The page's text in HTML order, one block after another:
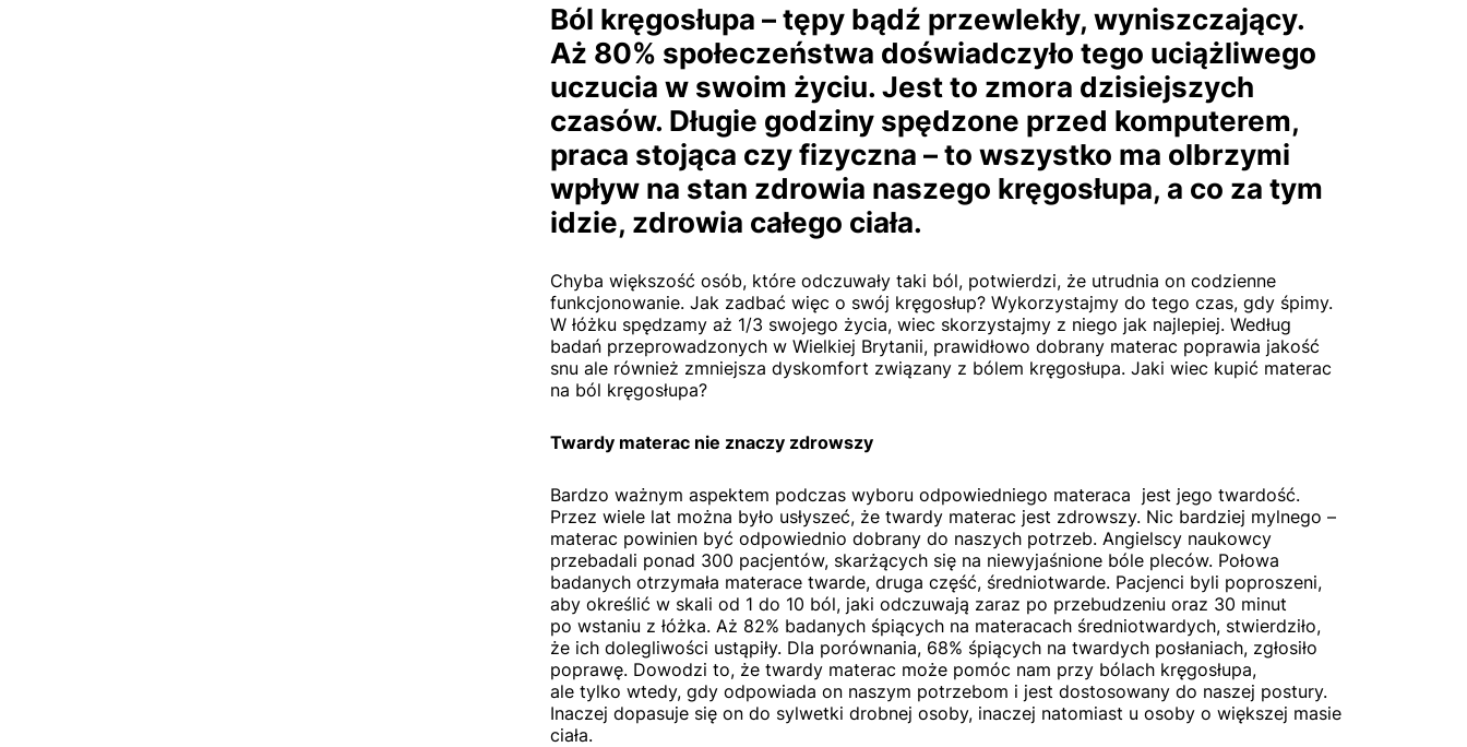
Ból kręgosłupa – tępy bądź przewlekły, wyniszczający.
Aż 80% społeczeństwa doświadczyło tego uciążliwego
uczucia w swoim życiu. Jest to zmora dzisiejszych
czasów. Długie godziny spędzone przed komputerem,
praca stojąca czy fizyczna – to wszystko ma olbrzymi
wpływ na stan zdrowia naszego kręgosłupa, a co za tym
idzie, zdrowia całego ciała.
Chyba większość osób, które odczuwały taki ból, potwierdzi, że utrudnia on codzienne
funkcjonowanie. Jak zadbać więc o swój kręgosłup? Wykorzystajmy do tego czas, gdy śpimy.
W łóżku spędzamy aż 1/3 swojego życia, wiec skorzystajmy z niego jak najlepiej. Według
badań przeprowadzonych w Wielkiej Brytanii, prawidłowo dobrany materac poprawia jakość
snu ale również zmniejsza dyskomfort związany z bólem kręgosłupa. Jaki wiec kupić materac
na ból kręgosłupa?
Twardy materac nie znaczy zdrowszy
Bardzo ważnym aspektem podczas wyboru odpowiedniego materaca jest jego twardość.
Przez wiele lat można było usłyszeć, że twardy materac jest zdrowszy. Nic bardziej mylnego –
materac powinien być odpowiednio dobrany do naszych potrzeb. Angielscy naukowcy
przebadali ponad 300 pacjentów, skarżących się na niewyjaśnione bóle pleców. Połowa
badanych otrzymała materace twarde, druga część, średniotwarde. Pacjenci byli poproszeni,
aby określić w skali od 1 do 10 ból, jaki odczuwają zaraz po przebudzeniu oraz 30 minut
po wstaniu z łóżka. Aż 82% badanych śpiących na materacach średniotwardych, stwierdziło,
że ich dolegliwości ustąpiły. Dla porównania, 68% śpiących na twardych posłaniach, zgłosiło
poprawę. Dowodzi to, że twardy materac może pomóc nam przy bólach kręgosłupa,
ale tylko wtedy, gdy odpowiada on naszym potrzebom i jest dostosowany do naszej postury.
Inaczej dopasuje się on do sylwetki drobnej osoby, inaczej natomiast u osoby o większej masie
ciała.